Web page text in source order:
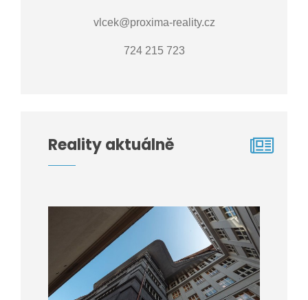
vlcek@proxima-reality.cz
724 215 723
Reality aktuálně